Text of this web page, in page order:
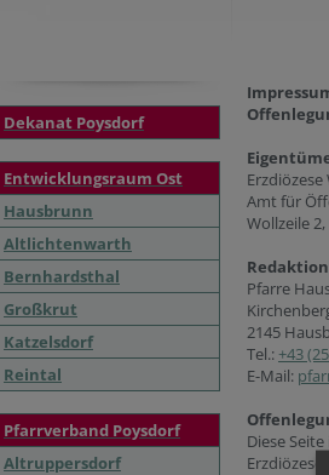
Dekanat Poysdorf
Entwicklungsraum Ost
Hausbrunn
Altlichtenwarth
Bernhardsthal
Großkrut
Katzelsdorf
Reintal
Pfarrverband Poysdorf
Altruppersdorf
Erzdiözese
Amt für
Wollzeile
Pfarre
2145
Tel.: +43
E-Mail:
Diese
Erzdiözese